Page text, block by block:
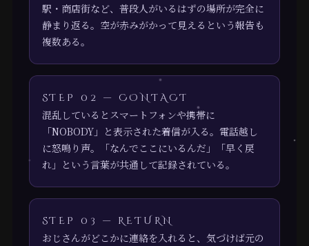
駅・商店街など、普段人がいるはずの場所が完全に
静まり返る。空が赤みがかって見えるという報告も
複数ある。
STEP 02 — CONTACT
混乱しているとスマートフォンや携帯に
「NOBODY」と表示された着信が入る。電話越し
に怒鳴り声。「なんでここにいるんだ」「早く戻
れ」という言葉が共通して記録されている。
STEP 03 — RETURN
おじさんがどこかに連絡を入れると、気づけば元の